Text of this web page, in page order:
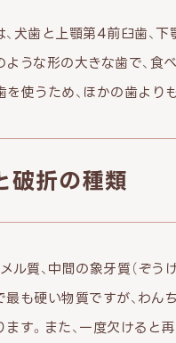
犬歯と上顎第4前臼歯、
ような形の大きな歯で、食
を使うため、ほかの歯より
破折の種類
ル質、中間の象牙質（ぞう
最も硬い物質ですが、わん
す。また、一度欠けると